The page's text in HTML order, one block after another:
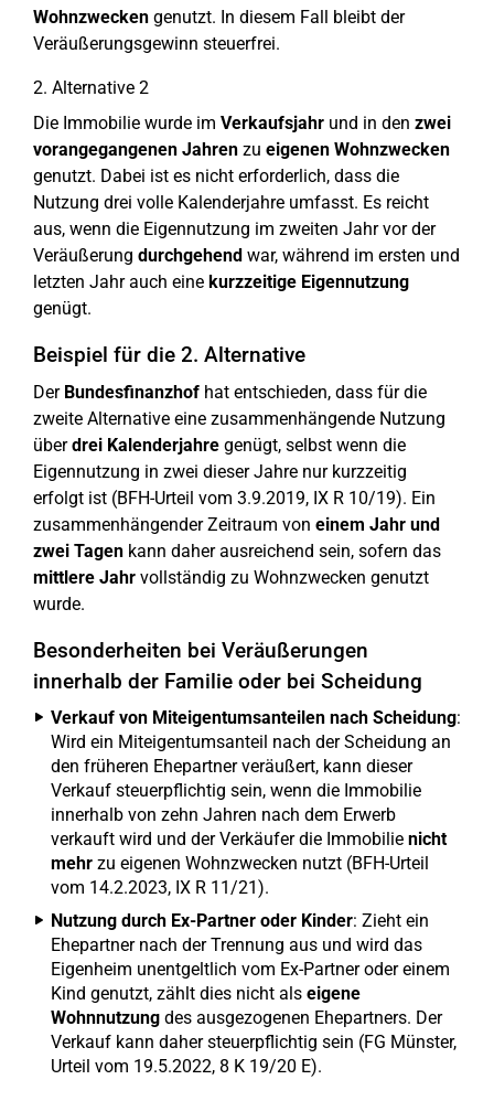
Wohnzwecken genutzt. In diesem Fall bleibt der
Veräußerungsgewinn steuerfrei.
2. Alternative 2
Die Immobilie wurde im Verkaufsjahr und in den zwei
vorangegangenen Jahren zu eigenen Wohnzwecken
genutzt. Dabei ist es nicht erforderlich, dass die
Nutzung drei volle Kalenderjahre umfasst. Es reicht
aus, wenn die Eigennutzung im zweiten Jahr vor der
Veräußerung durchgehend war, während im ersten und
letzten Jahr auch eine kurzzeitige Eigennutzung
genügt.
Beispiel für die 2. Alternative
Der Bundesfinanzhof hat entschieden, dass für die
zweite Alternative eine zusammenhängende Nutzung
überdrei Kalenderjahre genügt, selbst wenn die
Eigennutzung in zwei dieser Jahre nur kurzzeitig
erfolgt ist (BFH-Urteil vom 3.9.2019, IX R 10/19). Ein
zusammenhängender Zeitraum von einem Jahr und
zwei Tagen kann daher ausreichend sein, sofern das
mittlere Jahr vollständig zu Wohnzwecken genutzt
wurde.
Besonderheiten bei Veräußerungen
innerhalb der Familie oder bei Scheidung
Verkauf von Miteigentumsanteilen nach Scheidung:
Wird ein Miteigentumsanteil nach der Scheidung an
den früheren Ehepartner veräußert, kann dieser
Verkauf steuerpflichtig sein, wenn die Immobilie
innerhalb von zehn Jahren nach dem Erwerb
verkauft wird und der Verkäufer die Immobilie nicht
mehr zu eigenen Wohnzwecken nutzt (BFH-Urteil
vom 14.2.2023, IX R 11/21).
Nutzung durch Ex-Partner oder Kinder: Zieht ein
Ehepartner nach der Trennung aus und wird das
Eigenheim unentgeltlich vom Ex-Partner oder einem
Kind genutzt, zählt dies nicht als eigene
Wohnnutzung des ausgezogenen Ehepartners. Der
Verkauf kann daher steuerpflichtig sein (FG Münster,
Urteil vom 19.5.2022, 8 K 19/20 E).